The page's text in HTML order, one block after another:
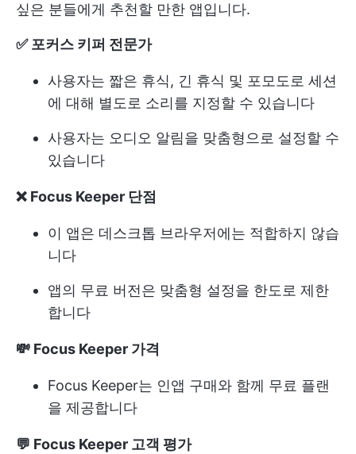
싶은 분들에게 추천할 만한 앱입니다.
✅ 포커스 키퍼 전문가
사용자는 짧은 휴식, 긴 휴식 및 포모도로 세션
에 대해 별도로 소리를 지정할 수 있습니다
사용자는 오디오 알림을 맞춤형으로 설정할 수
있습니다
❌ Focus Keeper 단점
이 앱은 데스크톱 브라우저에는 적합하지 않습
니다
앱의 무료 버전은 맞춤형 설정을 한도로 제한
합니다
💸 Focus Keeper 가격
Focus Keeper는 인앱 구매와 함께 무료 플랜
을 제공합니다
💬 Focus Keeper 고객 평가